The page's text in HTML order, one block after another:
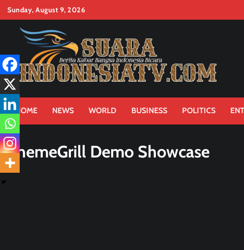
Skip
content
Sunday, August 9, 2026
HOME NEWS WORLD BUSINESS POLITICS
ThemeGrill Demo Showcase